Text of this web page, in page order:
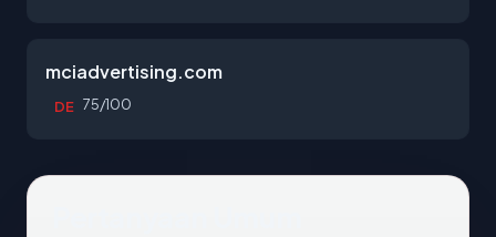
mciadvertising.com
DE 75/100